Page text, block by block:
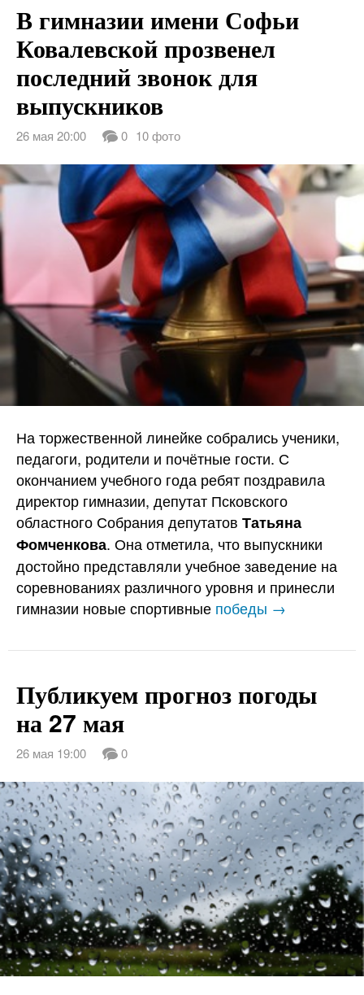
В гимназии имени Софьи
Ковалевской прозвенел
последний звонок для
выпускников
26 мая 20:00 0 10 фото
На торжественной линейке собрались ученики,
педагоги, родители и почётные гости. С
окончанием учебного года ребят поздравила
директор гимназии, депутат Псковского
областного Собрания депутатов Татьяна
Фомченкова. Она отметила, что выпускники
достойно представляли учебное заведение на
соревнованиях различного уровня и принесли
гимназии новые спортивные победы →
Публикуем прогноз погоды
на 27 мая
26 мая 19:00 0